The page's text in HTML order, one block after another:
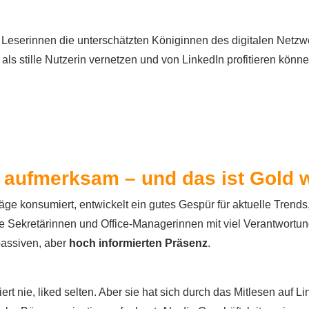
die unterschätzten Königinnen des digitalen
stille Nutzerin vernetzen und von LinkedIn profitieren
– und das ist Gold
konsumiert, entwickelt ein gutes Gespür für aktuelle
und Office-Managerinnen mit viel
aber hoch informierten Präsenz.
nie, liked selten. Aber sie hat sich durch das Mitlesen auf